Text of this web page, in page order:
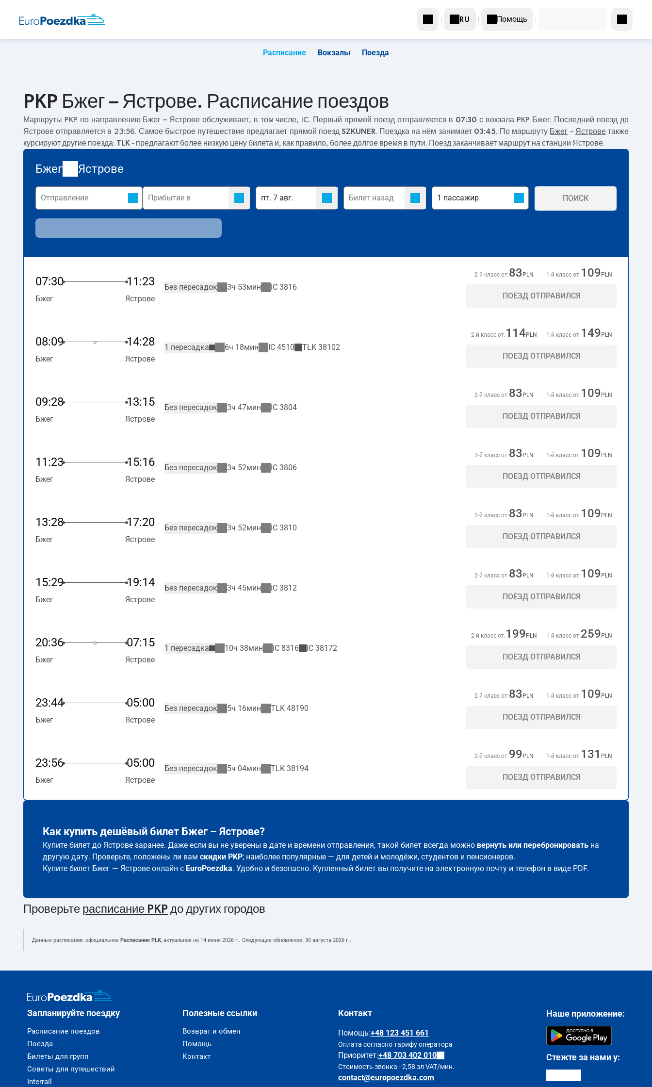
RU Помощь
Расписание Вокзалы Поезда
PKP Бжег – Ястрове. Расписание поездов
Маршруты PKP по направлению Бжег – Ястрове обслуживает, в том числе, IC. Первый прямой поезд отправляется в 07:30 с вокзала PKP Бжег. Последний поезд до
Ястрове отправляется в 23:56. Самое быстрое путешествие предлагает прямой поезд SZKUNER. Поездка на нём занимает 03:45. По маршруту Бжег – Ястроветакже
курсируют другие поезда: TLK - предлагают более низкую цену билета и, как правило, более долгое время в пути. Поезд заканчивает маршрут на станции Ястрове.
Бжег Ястрове
ПОИСК
07:30 11:23
Бжег Ястрове
Без пересадок 3ч 53мин IC 3816
2-й класс от:83 PLN 1-й класс от: 109 PLN
ПОЕЗД ОТПРАВИЛСЯ
08:09 14:28
Бжег Ястрове
1 пересадка 6ч 18мин IC 4510 TLK 38102
2-й класс от: 114 PLN 1-й класс от: 149 PLN
ПОЕЗД ОТПРАВИЛСЯ
09:28 13:15
Бжег Ястрове
Без пересадок 3ч 47мин IC 3804
2-й класс от:83 PLN 1-й класс от: 109 PLN
ПОЕЗД ОТПРАВИЛСЯ
11:23 15:16
Бжег Ястрове
Без пересадок 3ч 52мин IC 3806
2-й класс от:83 PLN 1-й класс от: 109 PLN
ПОЕЗД ОТПРАВИЛСЯ
13:28 17:20
Бжег Ястрове
Без пересадок 3ч 52мин IC 3810
2-й класс от:83 PLN 1-й класс от: 109 PLN
ПОЕЗД ОТПРАВИЛСЯ
15:29 19:14
Бжег Ястрове
Без пересадок 3ч 45мин IC 3812
2-й класс от:83 PLN 1-й класс от: 109 PLN
ПОЕЗД ОТПРАВИЛСЯ
20:36 07:15
Бжег Ястрове
1 пересадка 10ч 38мин IC 8316 IC 38172
2-й класс от: 199 PLN 1-й класс от:259 PLN
ПОЕЗД ОТПРАВИЛСЯ
23:44 05:00
Бжег Ястрове
Без пересадок 5ч 16мин TLK 48190
2-й класс от:83 PLN 1-й класс от: 109 PLN
ПОЕЗД ОТПРАВИЛСЯ
23:56 05:00
Бжег Ястрове
Без пересадок 5ч 04мин TLK 38194
2-й класс от:99 PLN 1-й класс от: 131 PLN
ПОЕЗД ОТПРАВИЛСЯ
Как купить дешёвый билет Бжег – Ястрове?
Купите билет до Ястрове заранее. Даже если вы не уверены в дате и времени отправления, такой билет всегда можно вернуть или перебронировать на
другую дату. Проверьте, положены ли вам скидки PKP; наиболее популярные — для детей и молодёжи, студентов и пенсионеров.
Купите билет Бжег — Ястрове онлайн с EuroPoezdka. Удобно и безопасно. Купленный билет вы получите на электронную почту и телефон в виде PDF.
Проверьте расписание PKP до других городов
Данные расписания: официальное Расписание PLK, актуальное на 14 июня 2026 г.. Следующее обновление: 30 августа 2026 г..
Запланируйте поездку
Расписание поездов
Поезда
Билеты для групп
Советы для путешествий
Interrail
Полезные ссылки
Возврат и обмен
Помощь
Контакт
Контакт
Помощь:+48 123 451 661
Оплата согласно тарифу оператора
Приоритет:+48 703 402 010
Стоимость звонка - 2,58 зл VAT/мин.
contact@europoezdka.com
Наше приложение:
Стежте за нами у: